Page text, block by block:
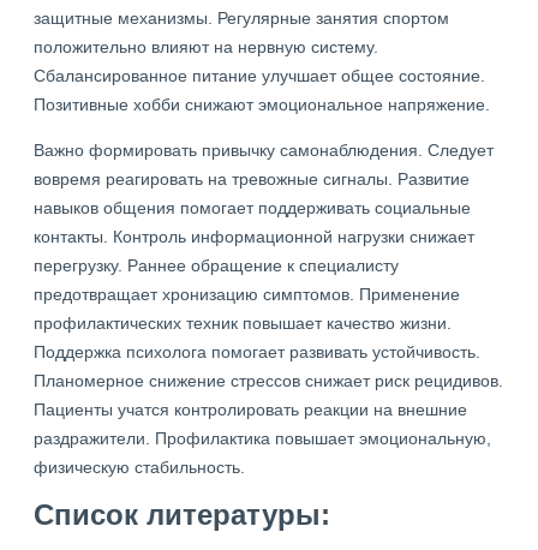
защитные механизмы. Регулярные занятия спортом
положительно влияют на нервную систему.
Сбалансированное питание улучшает общее состояние.
Позитивные хобби снижают эмоциональное напряжение.
Важно формировать привычку самонаблюдения. Следует
вовремя реагировать на тревожные сигналы. Развитие
навыков общения помогает поддерживать социальные
контакты. Контроль информационной нагрузки снижает
перегрузку. Раннее обращение к специалисту
предотвращает хронизацию симптомов. Применение
профилактических техник повышает качество жизни.
Поддержка психолога помогает развивать устойчивость.
Планомерное снижение стрессов снижает риск рецидивов.
Пациенты учатся контролировать реакции на внешние
раздражители. Профилактика повышает эмоциональную,
физическую стабильность.
Список литературы: